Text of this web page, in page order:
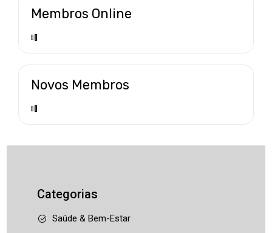
Membros Online
Novos Membros
Categorias
Saúde & Bem-Estar